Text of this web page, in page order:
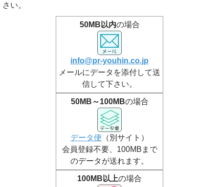
さい。
50MB以内の場合
info@pr-youhin.co.jp
メールにデータを添付して送
信して下さい。
50MB～100MBの場合
データ便 （別サイト）
会員登録不要、100MBまで
のデータが送れます。
100MB以上の場合